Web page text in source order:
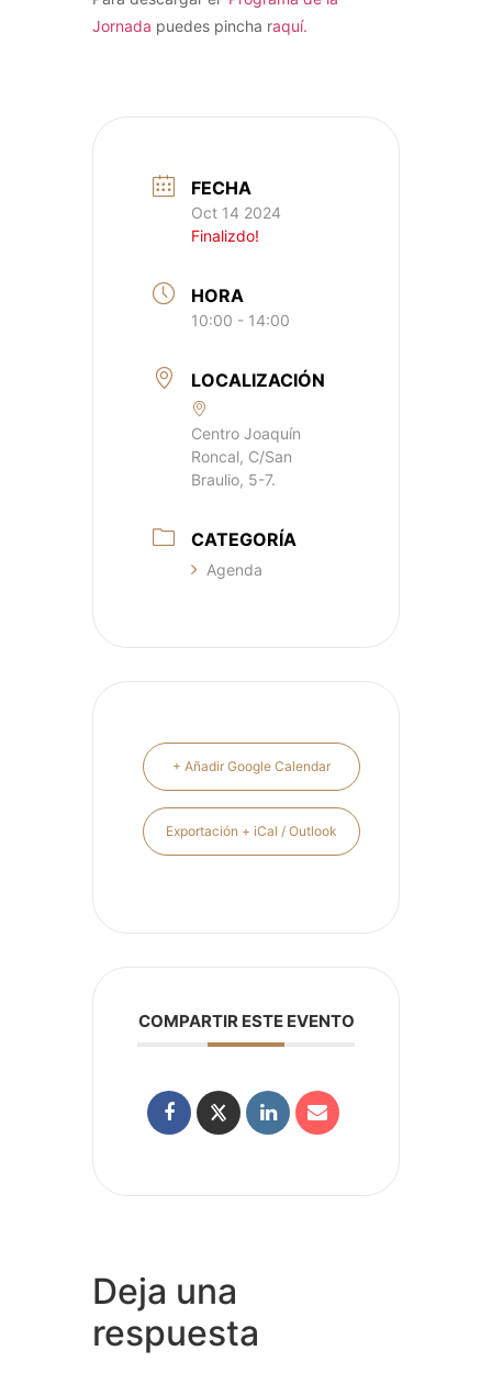
Jornada puedes pincha raquí.
FECHA
Oct 14 2024
Finalizdo!
HORA
10:00 - 14:00
LOCALIZACIÓN
Centro Joaquín
Roncal, C/San
Braulio, 5-7.
CATEGORÍA
Agenda
+ Añadir Google Calendar
Exportación + iCal / Outlook
COMPARTIR ESTE EVENTO
Deja una
respuesta